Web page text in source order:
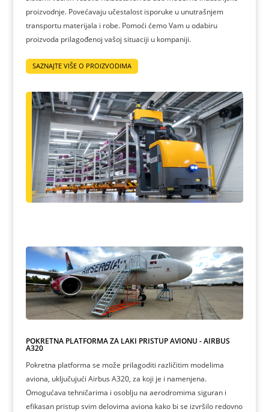
proizvodnje. Povećavaju učestalost isporuke u unutrašnjem
transportu materijala i robe. Pomoći ćemo Vam u odabiru
proizvoda prilagođenoj vašoj situaciji u kompaniji.
SAZNAJTE VIŠE O PROIZVODIMA
POKRETNA PLATFORMA ZA LAKI PRISTUP AVIONU - AIRBUS
A320
Pokretna platforma se može prilagoditi različitim modelima
aviona, uključujući Airbus A320, za koji je i namenjena.
Omogućava tehničarima i osoblju na aerodromima siguran i
efikasan pristup svim delovima aviona kako bi se izvršilo redovno